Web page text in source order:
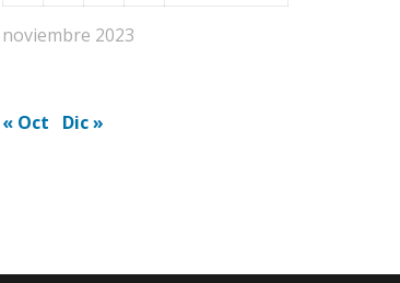
noviembre 2023
« Oct Dic »